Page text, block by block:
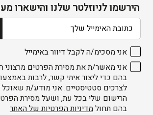
הירשמו לניוזלטר שלנו והישארו
דוא׳׳ל
אני מסכימ/ה לקבל דיוור באימייל
אני מאשר/ת את מסירת הפרטים מרצוני
בהם כדי ליצור איתי קשר, לרבות
לצרכים סטטיסטיים. אני מודע/ת
הרישום שלי בכל עת, ושעל מסירת
בהם תחולמדיניות הפרטיות של האתר